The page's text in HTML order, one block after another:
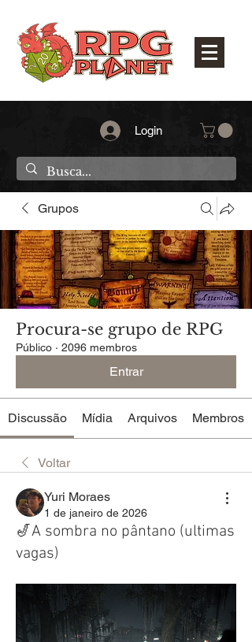
Login
Grupos
Procura-se grupo de RPG
Público · 2096 membros
Entrar
Discussão Mídia Arquivos Membros
Voltar
Yuri Moraes
1 de janeiro de 2026
🎷A sombra no pântano (ultimas
vagas)